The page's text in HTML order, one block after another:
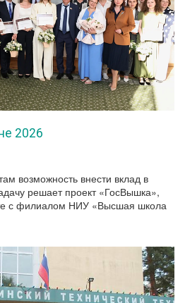
2026
возможность внести вклад в
решает проект «ГосВышка»,
с филиалом НИУ «Высшая школа